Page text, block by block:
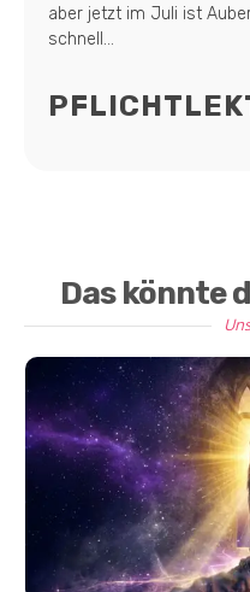
aber jetzt im Juli ist
schnell...
Das könnte